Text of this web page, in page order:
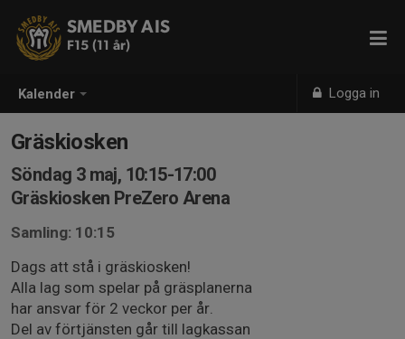
Kalender Logga in
SMEDBY AIS
F15 (11 år)
Gräskiosken
Söndag 3 maj, 10:15-17:00
Gräskiosken PreZero Arena
Samling: 10:15
Dags att stå i gräskiosken!
Alla lag som spelar på gräsplanerna
har ansvar för 2 veckor per år.
Del av förtjänsten går till lagkassan